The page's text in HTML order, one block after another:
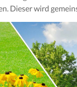
Dieser wird